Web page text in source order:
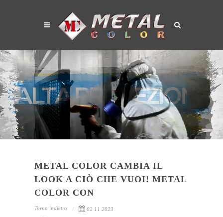
METAL COLOR CAMBIA IL
LOOK A CIÒ CHE VUOI! METAL
COLOR CON
Torna indietro 02 11 2023